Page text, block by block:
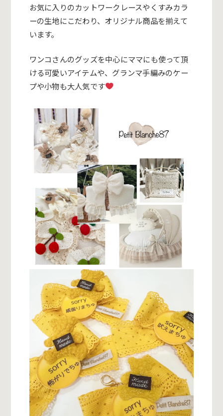
お気に入りのカットワークレースや くすみカラ
ーの生地にこだわり、オリジナル商品を揃えて
います。
ワンコさんのグッズを中心にママにも使って頂
ける可愛いアイテムや、グランマ手編みのケー
プや小物も大人気です